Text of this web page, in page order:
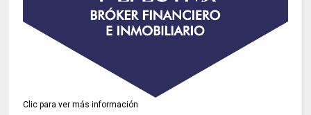
Clic para ver más información